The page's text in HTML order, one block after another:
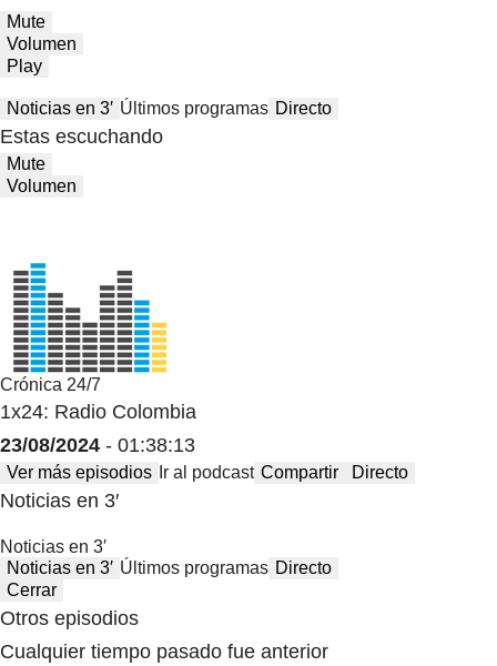
Mute
Volumen
Play
Noticias en 3′ Últimos programas Directo
Estas escuchando
Mute
Volumen
Crónica 24/7
1x24: Radio Colombia
23/08/2024 - 01:38:13
Ver más episodios Ir al podcast Compartir Directo
Noticias en 3′
Noticias en 3′
Noticias en 3′ Últimos programas Directo
Cerrar
Otros episodios
Cualquier tiempo pasado fue anterior